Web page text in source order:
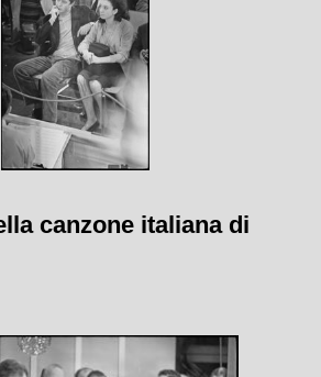
canzone italiana di